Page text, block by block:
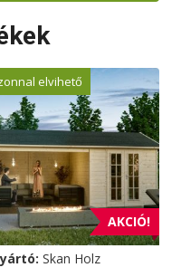
AKCIÓ!
elvihető
Skan Holz